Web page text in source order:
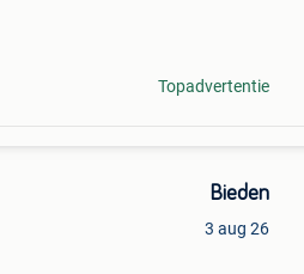
Topadvertentie
Bieden
3 aug 26